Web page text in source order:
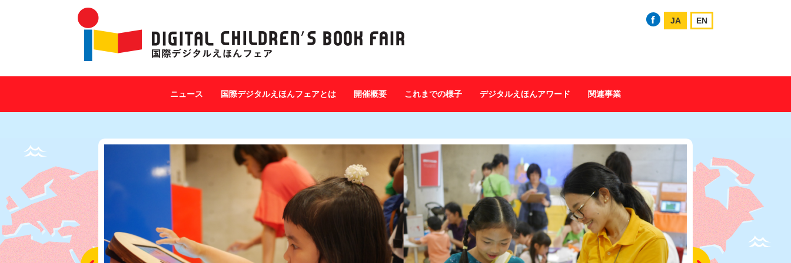
JA EN
ニュース 国際デジタルえほんフェアとは 開催概要 これまでの様子 デジタルえほんアワード 関連事業